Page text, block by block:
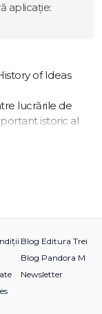
aplicație:
of Ideas
lucrările de
istoric al
creștină și
originalitatea
o operă
din Evul
Blog Editura Trei
Blog Pandora M
Newsletter